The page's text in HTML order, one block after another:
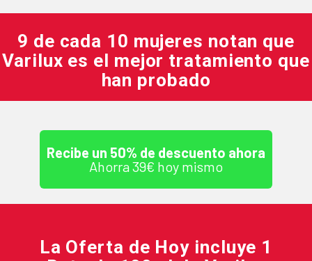
9 de cada 10 mujeres notan que
Varilux es el mejor tratamiento que
han probado
Recibe un 50% de descuento ahora
Ahorra 39€ hoy mismo
La Oferta de Hoy incluye 1